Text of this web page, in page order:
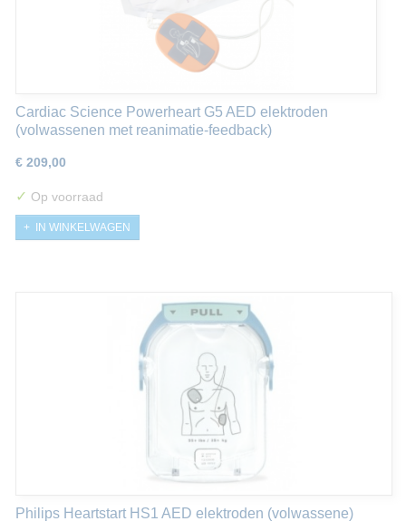
Cardiac Science Powerheart G5 AED elektroden
(volwassenen met reanimatie-feedback)
€ 209,00
✓ Op voorraad
IN WINKELWAGEN
Philips Heartstart HS1 AED elektroden (volwassene)